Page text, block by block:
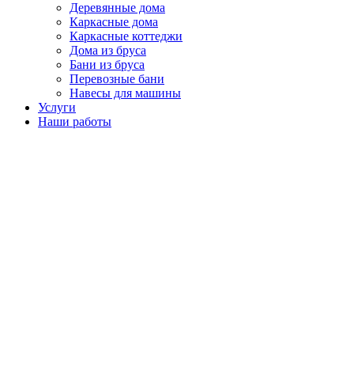
Деревянные дома
Каркасные дома
Каркасные коттеджи
Дома из бруса
Бани из бруса
Перевозные бани
Навесы для машины
Услуги
Наши работы